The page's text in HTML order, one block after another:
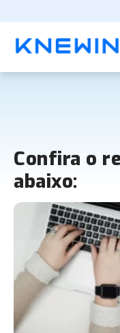
Confira o
abaixo: